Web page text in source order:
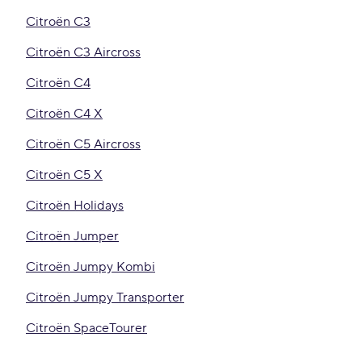
Citroën C3
Citroën C3 Aircross
Citroën C4
Citroën C4 X
Citroën C5 Aircross
Citroën C5 X
Citroën Holidays
Citroën Jumper
Citroën Jumpy Kombi
Citroën Jumpy Transporter
Citroën SpaceTourer